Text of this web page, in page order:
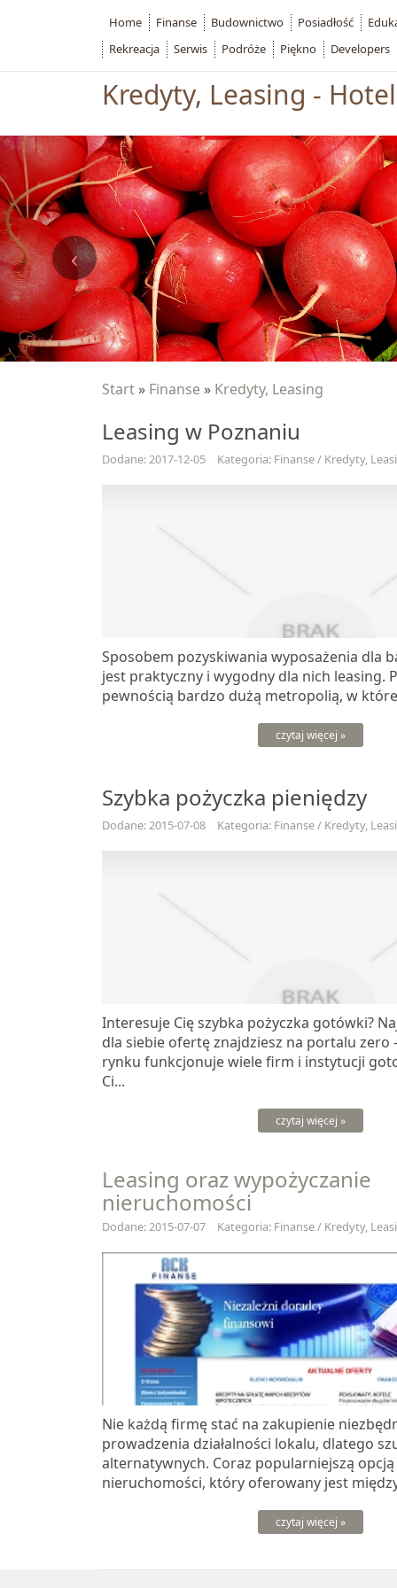
Kredyty, Leasing -
Start » Finanse » Kredyty, Leasing
Leasing w Poznaniu
Dodane: 2017-12-05 Kategoria: Finanse / Kredyty,
Sposobem pozyskiwania wyposażenia dla
jest praktyczny i wygodny dla nich leasing.
pewnością bardzo dużą metropolią, w
czytaj więcej »
Szybka pożyczka pieniędzy
Dodane: 2015-07-08 Kategoria: Finanse / Kredyty,
Interesuje Cię szybka pożyczka gotówki?
dla siebie ofertę znajdziesz na portalu zero
rynku funkcjonuje wiele firm i instytucji
Ci...
czytaj więcej »
Leasing oraz wypożyczanie
nieruchomości
Dodane: 2015-07-07 Kategoria: Finanse / Kredyty,
Nie każdą firmę stać na zakupienie
prowadzenia działalności lokalu, dlatego
alternatywnych. Coraz popularniejszą
nieruchomości, który oferowany jest
czytaj więcej »
Home Finanse Budownictwo Posiadłość
Rekreacja
Serwis Podróże Piękno Developers